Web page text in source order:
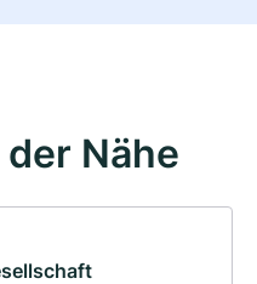
Nähe